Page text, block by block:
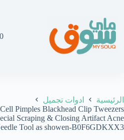
المحتوى
الرئيسية
ادوات تجميل
Pimples Blackhead Clip Tweezers
Scraping & Closing Artifact Acne
Tool as showen-B0F6GDKXX3